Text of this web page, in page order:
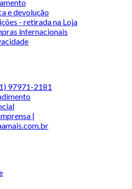
e devolução
- retirada na Loja
internacionais
97971-2181
|